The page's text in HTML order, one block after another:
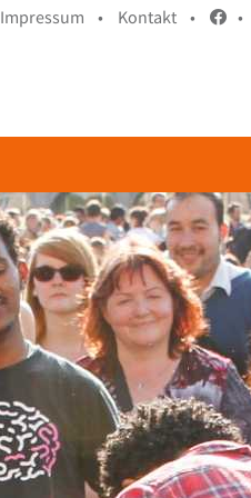
Impressum • Kontakt • •